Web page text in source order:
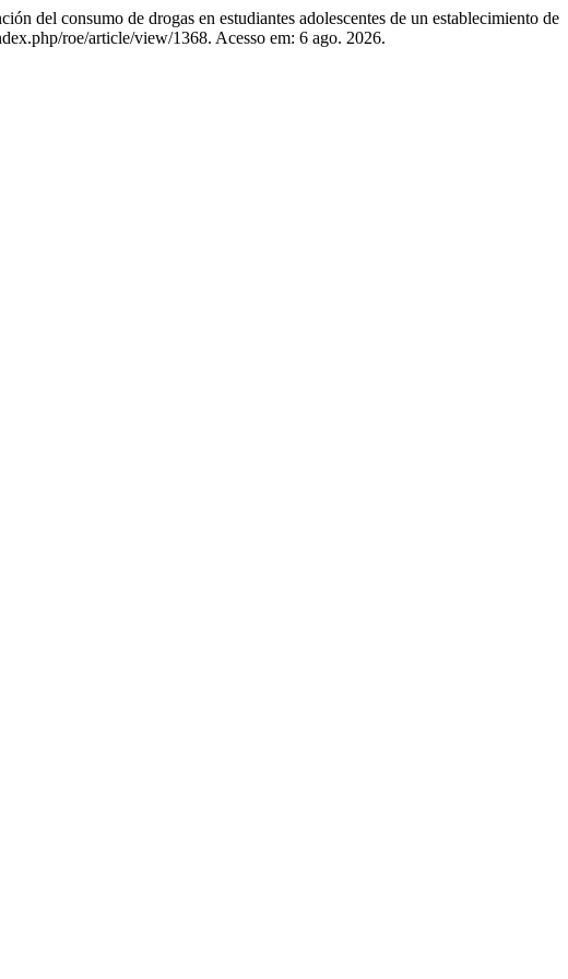
consumo de drogas en estudiantes adolescentes de un establecimiento de
roe/article/view/1368. Acesso em: 6 ago. 2026.